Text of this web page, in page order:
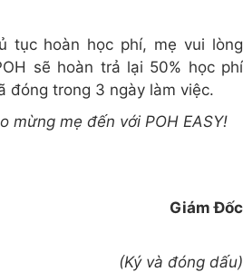
tục hoàn học phí, mẹ vui lòng
sẽ hoàn trả lại 50% học phí
đóng trong 3 ngày làm việc.
mừng mẹ đến với POH EASY!
Giám Đốc
(Ký và đóng dấu)